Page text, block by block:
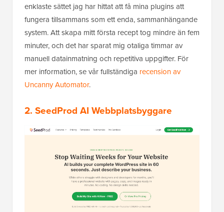
enklaste sättet jag har hittat att få mina plugins att
fungera tillsammans som ett enda, sammanhängande
system. Att skapa mitt första recept tog mindre än fem
minuter, och det har sparat mig otaliga timmar av
manuell datainmatning och repetitiva uppgifter. För
mer information, se vår fullständiga recension av
Uncanny Automator.
2. SeedProd AI Webbplatsbyggare